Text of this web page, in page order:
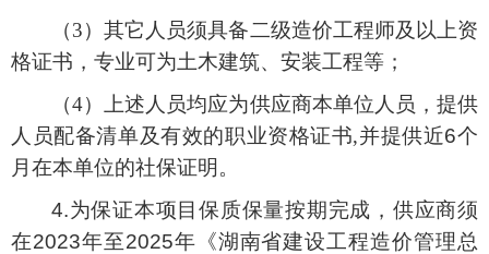
（3）其它人员须具备二级造价工程师及以上资
格证书，专业可为土木建筑、安装工程等；
（4）上述人员均应为供应商本单位人员，提供
人员配备清单及有效的职业资格证书,并提供近6个
月在本单位的社保证明。
4.为保证本项目保质保量按期完成，供应商须
在2023年至2025年《湖南省建设工程造价管理总